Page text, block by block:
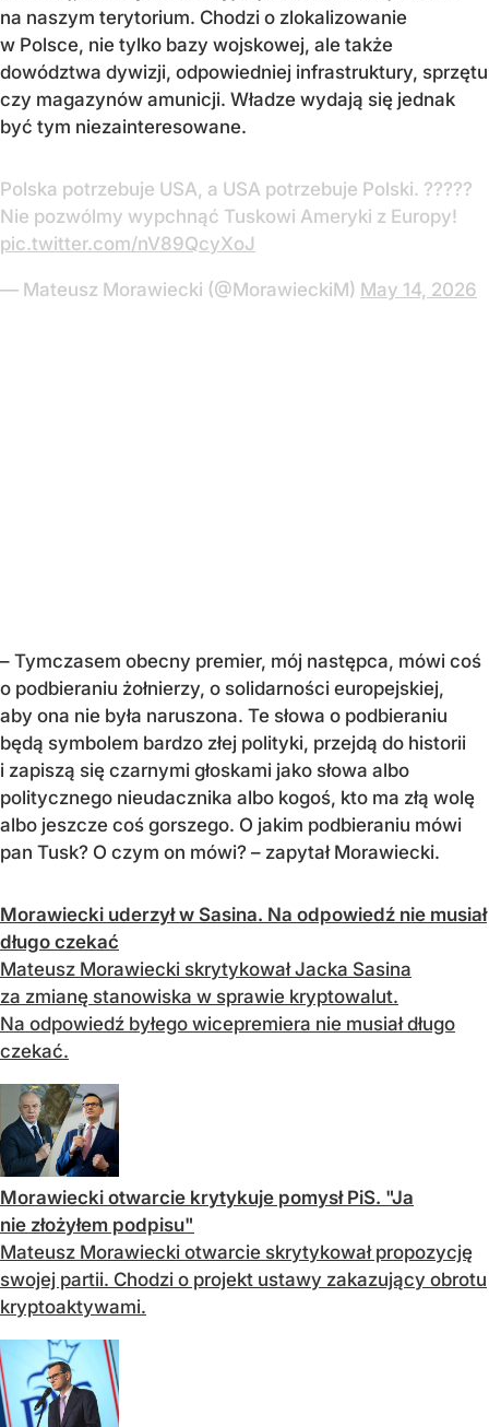
na naszym terytorium. Chodzi o zlokalizowanie
w Polsce, nie tylko bazy wojskowej, ale także
dowództwa dywizji, odpowiedniej infrastruktury, sprzętu
czy magazynów amunicji. Władze wydają się jednak
być tym niezainteresowane.
Polska potrzebuje USA, a USA potrzebuje Polski. ?????
Nie pozwólmy wypchnąć Tuskowi Ameryki z Europy!
pic.twitter.com/nV89QcyXoJ
— Mateusz Morawiecki (@MorawieckiM) May 14, 2026
– Tymczasem obecny premier, mój następca, mówi coś
o podbieraniu żołnierzy, o solidarności europejskiej,
aby ona nie była naruszona. Te słowa o podbieraniu
będą symbolem bardzo złej polityki, przejdą do historii
i zapiszą się czarnymi głoskami jako słowa albo
politycznego nieudacznika albo kogoś, kto ma złą wolę
albo jeszcze coś gorszego. O jakim podbieraniu mówi
pan Tusk? O czym on mówi? – zapytał Morawiecki.
Morawiecki uderzył w Sasina. Na odpowiedź nie musiał
długo czekać
Mateusz Morawiecki skrytykował Jacka Sasina
za zmianę stanowiska w sprawie kryptowalut.
Na odpowiedź byłego wicepremiera nie musiał długo
czekać.
Morawiecki otwarcie krytykuje pomysł PiS. "Ja
nie złożyłem podpisu"
Mateusz Morawiecki otwarcie skrytykował propozycję
swojej partii. Chodzi o projekt ustawy zakazujący obrotu
kryptoaktywami.